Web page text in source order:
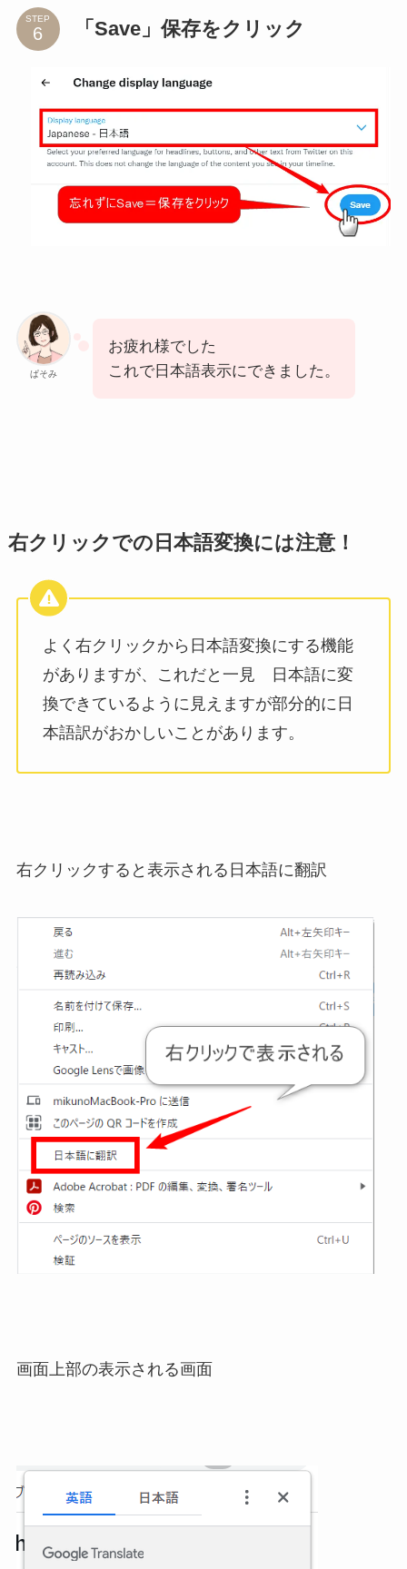
STEP 「Save」保存をクリック
ぱそみ
お疲れ様でした
これで日本語表示にできました。
右クリックでの日本語変換には注意！
よく右クリックから日本語変換にする機能
がありますが、これだと一見 日本語に変
換できているように見えますが部分的に日
本語訳がおかしいことがあります。
右クリックすると表示される日本語に翻訳
画面上部の表示される画面